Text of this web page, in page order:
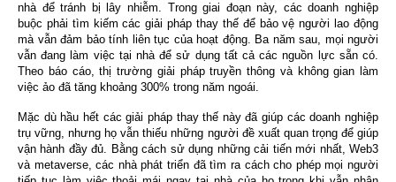
nhà để tránh bị lây nhiễm. Trong giai đoạn này, các doanh nghiệp
buộc phải tìm kiếm các giải pháp thay thế để bảo vệ người lao động
mà vẫn đảm bảo tính liên tục của hoạt động. Ba năm sau, mọi người
vẫn đang làm việc tại nhà để sử dụng tất cả các nguồn lực sẵn có.
Theo báo cáo, thị trường giải pháp truyền thông và không gian làm
việc ảo đã tăng khoảng 300% trong năm ngoái.
Mặc dù hầu hết các giải pháp thay thế này đã giúp các doanh nghiệp
trụ vững, nhưng họ vẫn thiếu những người đề xuất quan trọng để giúp
vận hành đầy đủ. Bằng cách sử dụng những cải tiến mới nhất, Web3
và metaverse, các nhà phát triển đã tìm ra cách cho phép mọi người